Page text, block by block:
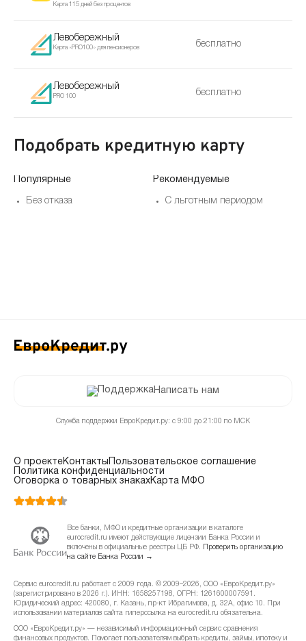
Карта 115 дней без процентов
Левобережный
Карта «PRO100» для пенсионеров бесплатно
Левобережный
PRO 100 бесплатно
Подобрать кредитную карту
Популярные
Без отказа
Рекомендуемые
С льготным периодом
Написать нам
Служба поддержки ЕвроКредит.ру: с 9:00 до 21:00 по МСК
О проектеКонтакты Пользовательское соглашение
Политика конфиденциальности
Оговорка о товарных знакахКарта МФО
Все банки, МФО и кредитные организации в каталоге
eurocredit.ru имеют действующие лицензии Банка России и
включены в официальные реестры ЦБ РФ.
Проверить организацию
на сайте Банка России →
Сервис eurocredit.ru работает с 2009 года. © 2009–2026, ООО «ЕвроКредит.ру»
(зарегистрировано в 2026 г.). ИНН: 1658257198, ОГРН: 1261600007591.
Юридический адрес: 420080, г. Казань, пр-кт Ибрагимова, д. 32А, офис 10. При
использовании материалов сайта гиперссылка на eurocredit.ru обязательна.
ООО «ЕвроКредит.ру» — независимый информационный сервис сравнения
финансовых продуктов. Помогает пользователям выбрать кредиты, займы, ипотеку и